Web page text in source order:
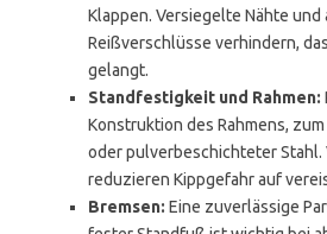
Klappen. Versiegelte Nähte und
Reißverschlüsse verhindern,
gelangt.
Standfestigkeit und Rahmen:
Konstruktion des Rahmens,
oder pulverbeschichteter
reduzieren Kippgefahr auf
Bremsen: Eine zuverlässige